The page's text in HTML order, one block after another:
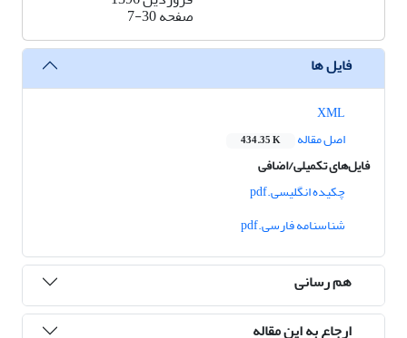
صفحه7-30
فایل ها
اصل مقاله
434.35 K
فایل‌های تکمیلی/اضافی
چکیده انگلیسی.pdf
شناسنامه فارسی.pdf
هم رسانی
ارجاع به این مقاله